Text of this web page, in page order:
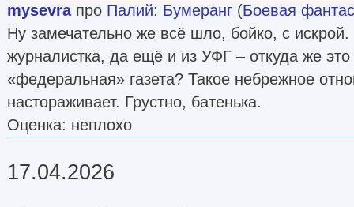
mysevraпро Палий: Бумеранг (Боевая
Ну замечательно же всё шло, бойко, с искрой.
журналистка, да ещё и из УФГ – откуда же это
«федеральная» газета? Такое небрежное
настораживает. Грустно, батенька.
Оценка: неплохо
17.04.2026